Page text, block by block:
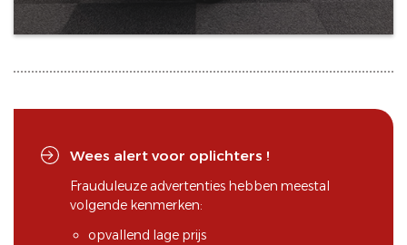
Wees alert voor oplichters !
Frauduleuze advertenties hebben meestal
volgende kenmerken:
opvallend lage prijs